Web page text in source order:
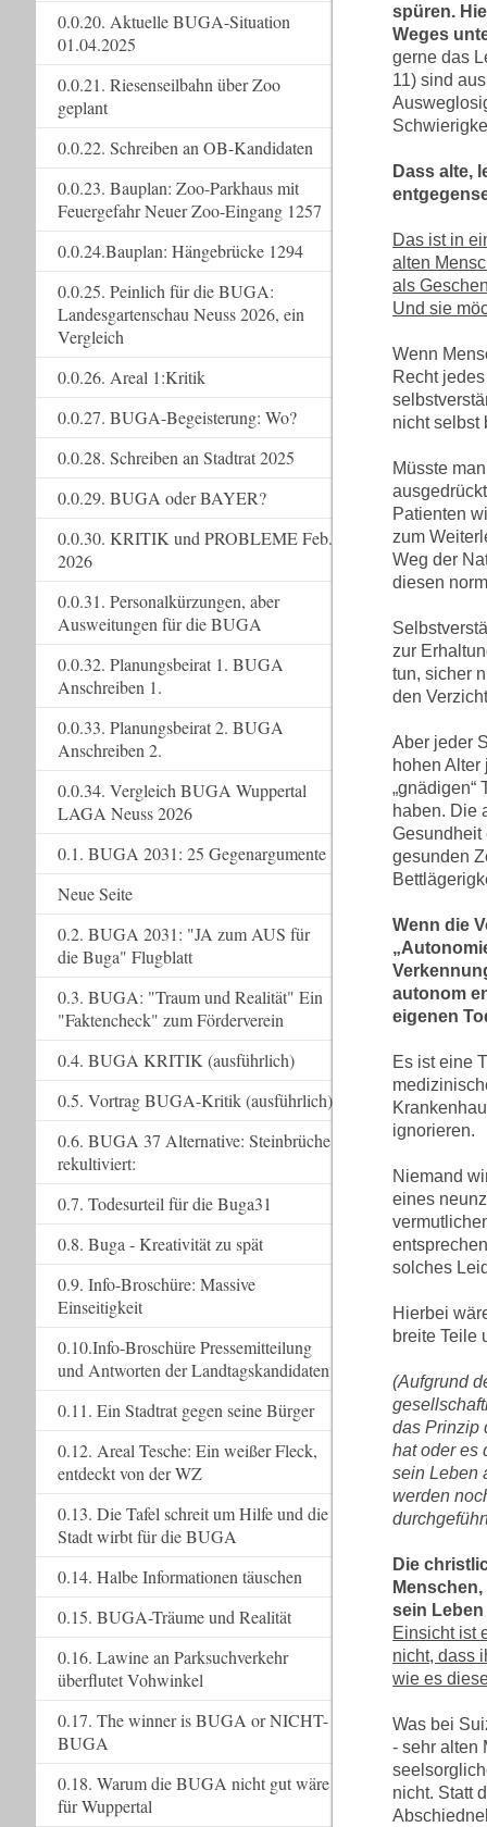
spüren.
Weges
gerne das
11) sind
Dass alte,
Das ist in
alten
als
Und sie
Wenn
Recht
nicht selbst
Müsste
Patienten
zum
Weg der
diesen
zur
tun, sicher
den
Aber jeder
hohen
„gnädigen“
haben. Die
Gesundheit
gesunden
Wenn die
autonom
eigenen
Es ist eine
ignorieren.
Niemand
eines
solches
Hierbei
breite Teile
(Aufgrund
das Prinzip
hat oder es
sein Leben
werden
Die
sein
Einsicht ist
nicht, dass
wie es
Was bei
- sehr alten
nicht. Statt
0.0.20. Aktuelle BUGA-Situation
01.04.2025
0.0.21. Riesenseilbahn über Zoo
geplant
0.0.22. Schreiben an OB-Kandidaten
0.0.23. Bauplan: Zoo-Parkhaus mit
Feuergefahr Neuer Zoo-Eingang 1257
0.0.24.Bauplan: Hängebrücke 1294
0.0.25. Peinlich für die BUGA:
Landesgartenschau Neuss 2026, ein
Vergleich
0.0.26. Areal 1:Kritik
0.0.27. BUGA-Begeisterung: Wo?
0.0.28. Schreiben an Stadtrat 2025
0.0.29. BUGA oder BAYER?
0.0.30. KRITIK und PROBLEME Feb.
2026
0.0.31. Personalkürzungen, aber
Ausweitungen für die BUGA
0.0.32. Planungsbeirat 1. BUGA
Anschreiben 1.
0.0.33. Planungsbeirat 2. BUGA
Anschreiben 2.
0.0.34. Vergleich BUGA Wuppertal
LAGA Neuss 2026
0.1. BUGA 2031: 25 Gegenargumente
Neue Seite
0.2. BUGA 2031: "JA zum AUS für
die Buga" Flugblatt
0.3. BUGA: "Traum und Realität" Ein
"Faktencheck" zum Förderverein
0.4. BUGA KRITIK (ausführlich)
0.5. Vortrag BUGA-Kritik (ausführlich)
0.6. BUGA 37 Alternative: Steinbrüche
rekultiviert:
0.7. Todesurteil für die Buga31
0.8. Buga - Kreativität zu spät
0.9. Info-Broschüre: Massive
Einseitigkeit
0.10.Info-Broschüre Pressemitteilung
und Antworten der Landtagskandidaten
0.11. Ein Stadtrat gegen seine Bürger
0.12. Areal Tesche: Ein weißer Fleck,
entdeckt von der WZ
0.13. Die Tafel schreit um Hilfe und die
Stadt wirbt für die BUGA
0.14. Halbe Informationen täuschen
0.15. BUGA-Träume und Realität
0.16. Lawine an Parksuchverkehr
überflutet Vohwinkel
0.17. The winner is BUGA or NICHT-
BUGA
0.18. Warum die BUGA nicht gut wäre
für Wuppertal